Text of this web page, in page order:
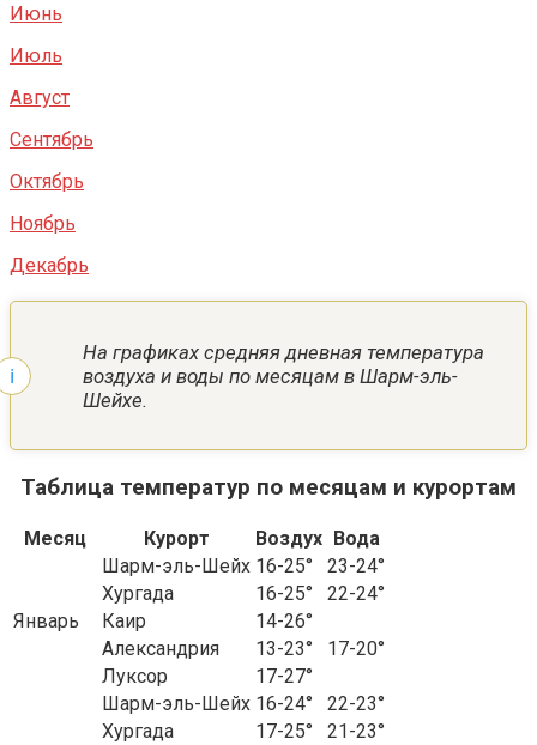
Июнь
Июль
Август
Сентябрь
Октябрь
Ноябрь
Декабрь
На графиках средняя дневная температура
воздуха и воды по месяцам в Шарм-эль-
Шейхе.
Таблица температур по месяцам и курортам
Месяц Курорт Воздух Вода
Январь
Шарм-эль-Шейх 16-25°
23-24°
Хургада
16-25°
22-24°
Каир
14-26°
Александрия
13-23°
17-20°
Луксор
17-27°
Шарм-эль-Шейх 16-24°
22-23°
Хургада
17-25°
21-23°